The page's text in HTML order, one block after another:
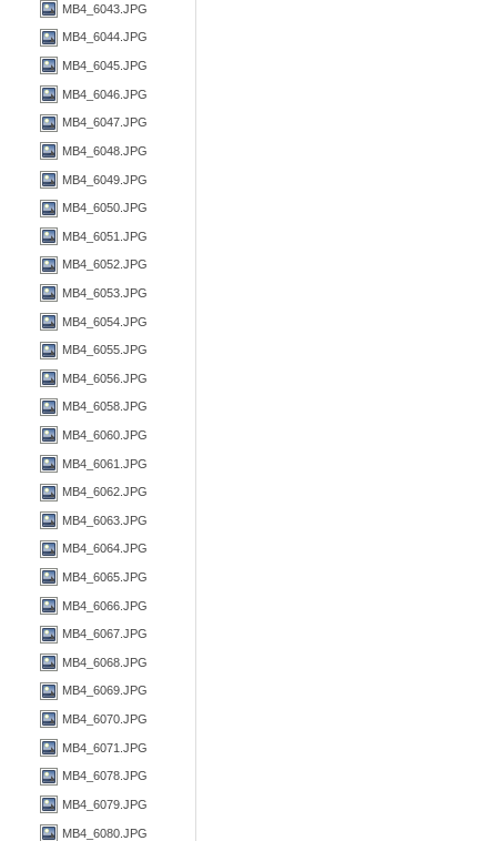
MB4_6043.JPG
MB4_6044.JPG
MB4_6045.JPG
MB4_6046.JPG
MB4_6047.JPG
MB4_6048.JPG
MB4_6049.JPG
MB4_6050.JPG
MB4_6051.JPG
MB4_6052.JPG
MB4_6053.JPG
MB4_6054.JPG
MB4_6055.JPG
MB4_6056.JPG
MB4_6058.JPG
MB4_6060.JPG
MB4_6061.JPG
MB4_6062.JPG
MB4_6063.JPG
MB4_6064.JPG
MB4_6065.JPG
MB4_6066.JPG
MB4_6067.JPG
MB4_6068.JPG
MB4_6069.JPG
MB4_6070.JPG
MB4_6071.JPG
MB4_6078.JPG
MB4_6079.JPG
MB4_6080.JPG